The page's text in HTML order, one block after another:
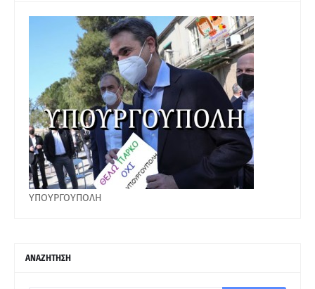
ΥΠΟΥΡΓΟΥΠΟΛΗ
ΑΝΑΖΗΤΗΣΗ